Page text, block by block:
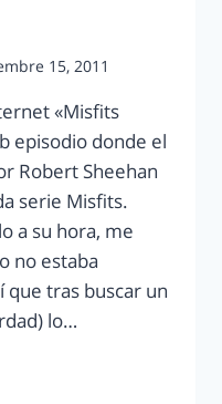
15, 2011
«Misfits
episodio donde el
Robert Sheehan
serie Misfits.
a su hora, me
no estaba
que tras buscar un
lo…